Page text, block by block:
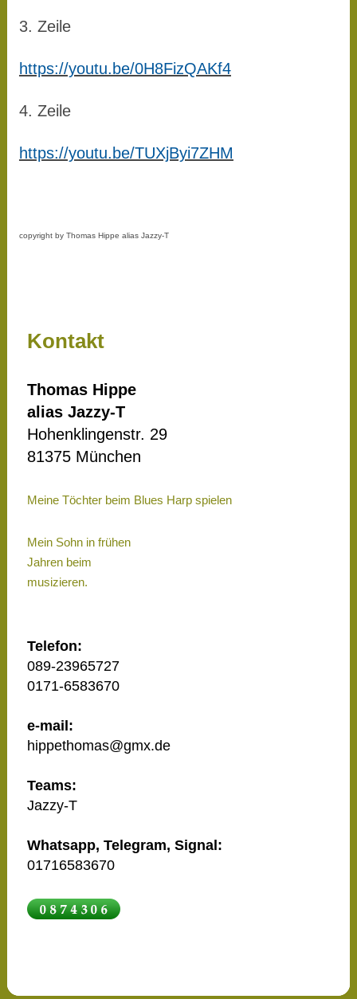
3. Zeile
https://youtu.be/0H8FizQAKf4
4. Zeile
https://youtu.be/TUXjByi7ZHM
copyright by Thomas Hippe alias Jazzy-T
Kontakt
Thomas Hippe
alias Jazzy-T
Hohenklingenstr. 29
81375 München
Meine Töchter beim Blues Harp spielen
Mein Sohn in frühen
Jahren beim
musizieren.
Telefon:
089-23965727
0171-6583670
e-mail:
hippethomas@gmx.de
Teams:
Jazzy-T
Whatsapp, Telegram, Signal:
01716583670